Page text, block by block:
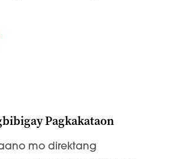
Pagkakataon
mo direktang